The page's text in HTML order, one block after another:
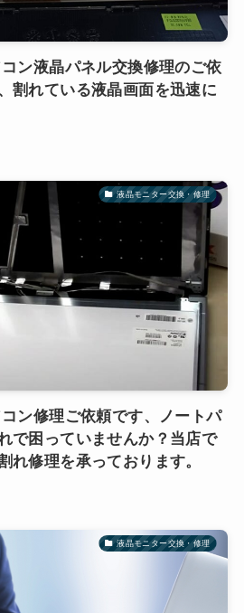
ン液晶パネル交換修理のご依
割れている液晶画面を迅速に
液晶モニター交換・修理
ン修理ご依頼です、ノートパ
で困っていませんか？当店で
れ修理を承っております。
液晶モニター交換・修理